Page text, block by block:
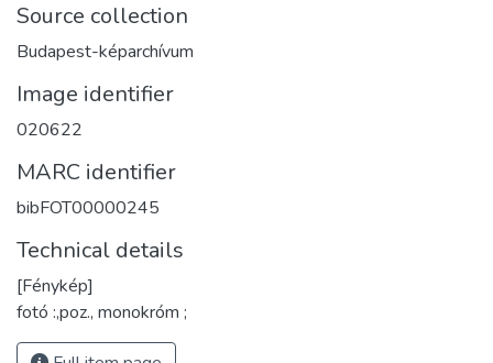
Source collection
Budapest-képarchívum
Image identifier
020622
MARC identifier
bibFOT00000245
Technical details
[Fénykép]
fotó :,poz., monokróm ;